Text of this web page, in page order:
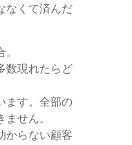
なくて済んだ
数現れたらど
ます。全部の
せん。
からない顧客